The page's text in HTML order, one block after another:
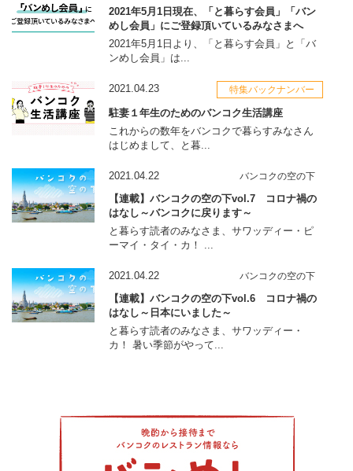
2021年5月1日現在、「と暮らす会員」「バン
めし会員」にご登録頂いているみなさまへ
2021年5月1日より、「と暮らす会員」と「バ
ンめし会員」は...
2021.04.23 特集バックナンバー
駐妻１年生のためのバンコク生活講座
これからの数年をバンコクで暮らすみなさん
はじめまして、と暮...
2021.04.22 バンコクの空の下
【連載】バンコクの空の下vol.7 コロナ禍の
はなし～バンコクに戻ります～
と暮らす読者のみなさま、サワッディー・ピ
ーマイ・タイ・カ！ ...
2021.04.22 バンコクの空の下
【連載】バンコクの空の下vol.6 コロナ禍の
はなし～日本にいました～
と暮らす読者のみなさま、サワッディー・
カ！ 暑い季節がやって...